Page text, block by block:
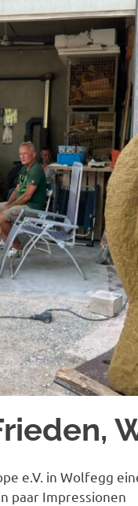
e.V. in Wolfegg
paar Impressionen